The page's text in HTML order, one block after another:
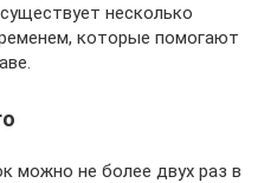
несколько
которые помогают
можно не более двух раз в